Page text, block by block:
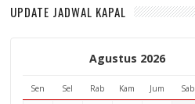
UPDATE JADWAL KAPAL
Agustus 2026
Sen Sel Rab Kam Jum Sab